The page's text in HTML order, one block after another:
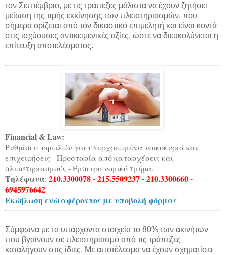
τον Σεπτέμβριο, με τις τράπεζες μάλιστα να έχουν ζητήσει
μείωση της τιμής εκκίνησης των πλειστηριασμών, που
σήμερα ορίζεται από τον δικαστικό επιμελητή και είναι κοντά
στις ισχύουσες αντικειμενικές αξίες, ώστε να διευκολύνεται η
επίτευξη αποτελέσματος.
Financial & Law:
Ρυθμίσεις οφειλών για υπερχρεωμένα νοικοκυριά και
επιχειρήσεις - Προστασία από κατασχέσεις και
πλειστηριασμούς - Έμπειρο νομικό τμήμα.
Τηλέφωνα: 210.3300078 - 215.5509237 - 210.3300660 -
6945976642
Εκδήλωση ενδιαφέροντος με υποβολή φόρμας
Σύμφωνα με τα υπάρχοντα στοιχεία το 80% των ακινήτων
που βγαίνουν σε πλειστηριασμό από τις τράπεζες
καταλήγουν στις ίδιες. Με αποτέλεσμα να έχουν σχηματίσει